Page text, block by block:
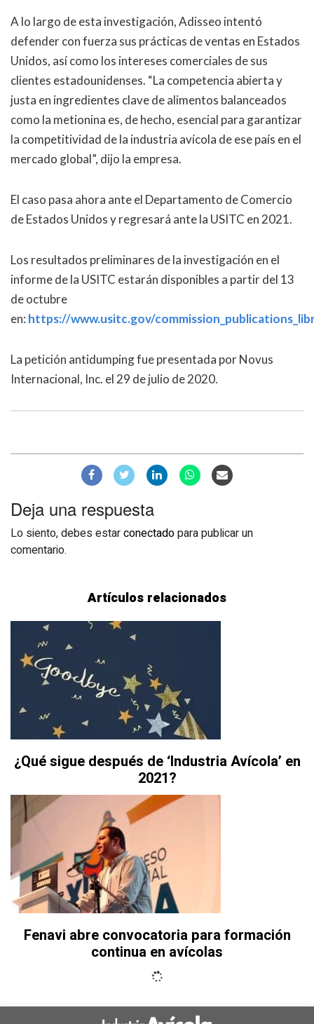
A lo largo de esta investigación, Adisseo intentó
defender con fuerza sus prácticas de ventas en Estados
Unidos, así como los intereses comerciales de sus
clientes estadounidenses. “La competencia abierta y
justa en ingredientes clave de alimentos balanceados
como la metionina es, de hecho, esencial para garantizar
la competitividad de la industria avícola de ese país en el
mercado global”, dijo la empresa.
El caso pasa ahora ante el Departamento de Comercio
de Estados Unidos y regresará ante la USITC en 2021.
Los resultados preliminares de la investigación en el
informe de la USITC estarán disponibles a partir del 13
de octubre
en: https://www.usitc.gov/
La petición antidumping fue presentada por Novus
Internacional, Inc. el 29 de julio de 2020.
Deja una respuesta
Lo siento, debes estarconectadopara publicar un
comentario.
Artículos relacionados
¿Qué sigue después de ‘Industria Avícola’ en
2021?
Fenavi abre convocatoria para formación
continua en avícolas